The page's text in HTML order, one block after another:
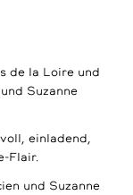
de la Loire und
Suzanne
einladend,
Flair.
und Suzanne